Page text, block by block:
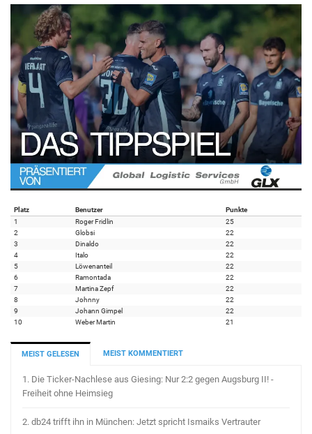
Platz Benutzer
Punkte
1
Roger Fridlin
25
2
Globsi
22
3
Dinaldo
22
4
Italo
22
5
Löwenanteil
22
6
Ramontada
22
7
Martina Zepf
22
8
Johnny
22
9
Johann Gimpel
22
10
Weber Martin 21
MEIST GELESEN MEIST KOMMENTIERT
1. Die Ticker-Nachlese aus Giesing: Nur 2:2 gegen Augsburg II! -
Freiheit ohne Heimsieg
2. db24 trifft ihn in München: Jetzt spricht Ismaiks Vertrauter